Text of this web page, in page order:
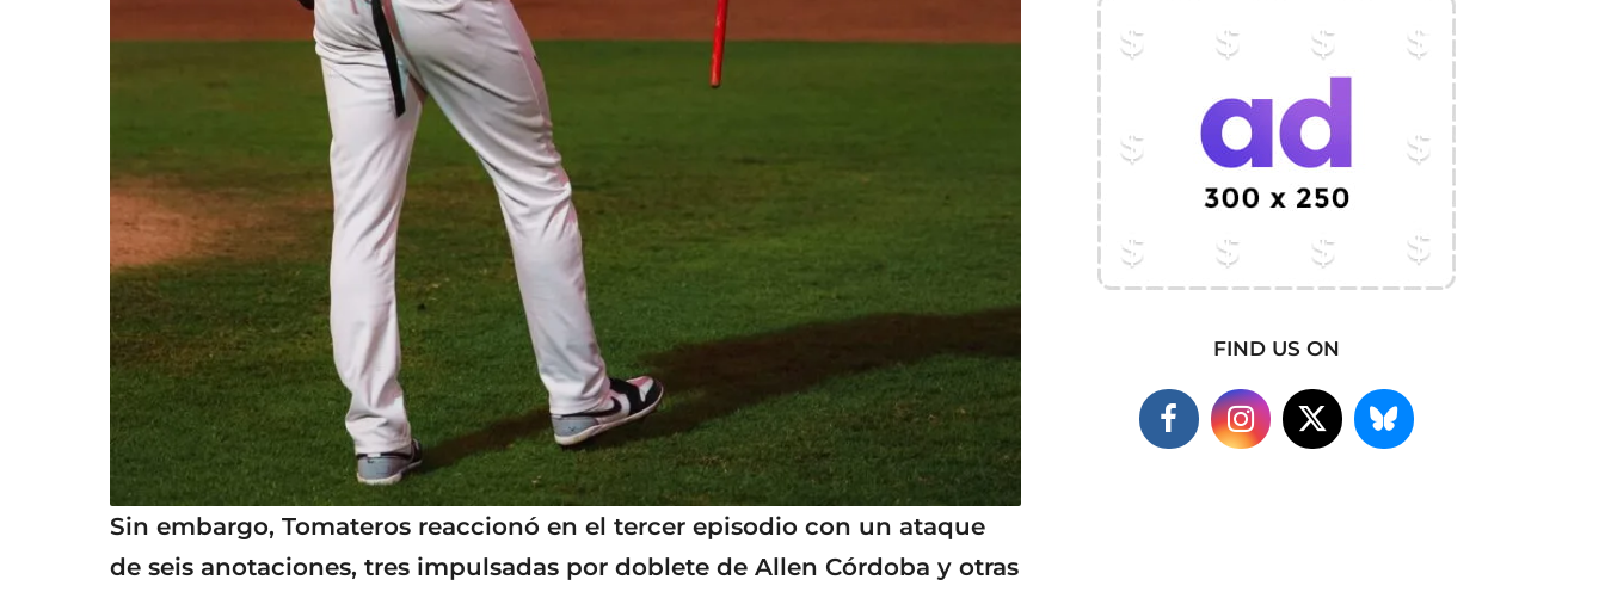
Sin embargo, Tomateros reaccionó en el tercer episodio con un ataque
de seis anotaciones, tres impulsadas por doblete de Allen Córdoba y otras
FIND US ON